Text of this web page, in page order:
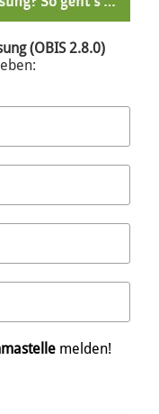
(OBIS 2.8.0)
melden!